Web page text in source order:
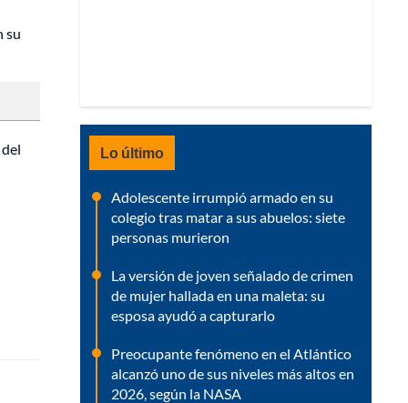
su
Lo último
Adolescente irrumpió armado en su
colegio tras matar a sus abuelos: siete
personas murieron
La versión de joven señalado de crimen
de mujer hallada en una maleta: su
esposa ayudó a capturarlo
Preocupante fenómeno en el Atlántico
alcanzó uno de sus niveles más altos en
2026, según la NASA